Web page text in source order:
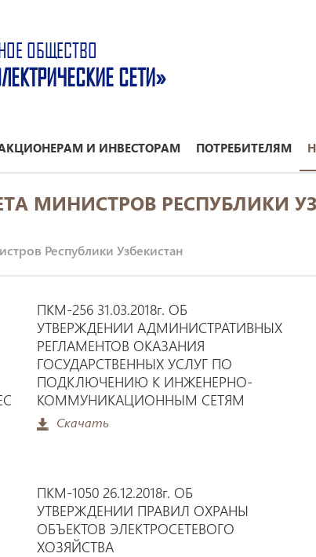
ОБЩЕСТВО
СЕТИ»
И ИНВЕСТОРАМ ПОТРЕБИТЕЛЯМ
МИНИСТРОВ РЕСПУБЛИКИ
Республики Узбекистан
ПКМ-256 31.03.2018г. ОБ
УТВЕРЖДЕНИИ АДМИНИСТРАТИВНЫХ
РЕГЛАМЕНТОВ ОКАЗАНИЯ
ГОСУДАРСТВЕННЫХ УСЛУГ ПО
ПОДКЛЮЧЕНИЮ К ИНЖЕНЕРНО-
КОММУНИКАЦИОННЫМ СЕТЯМ
Скачать
ПКМ-1050 26.12.2018г. ОБ
УТВЕРЖДЕНИИ ПРАВИЛ ОХРАНЫ
ОБЪЕКТОВ ЭЛЕКТРОСЕТЕВОГО
ХОЗЯЙСТВА